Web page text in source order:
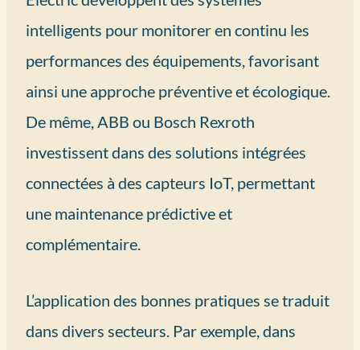
intelligents pour monitorer en continu les
performances des équipements, favorisant
ainsi une approche préventive et écologique.
De même, ABB ou Bosch Rexroth
investissent dans des solutions intégrées
connectées à des capteurs IoT, permettant
une maintenance prédictive et
complémentaire.
L’application des bonnes pratiques se traduit
dans divers secteurs. Par exemple, dans